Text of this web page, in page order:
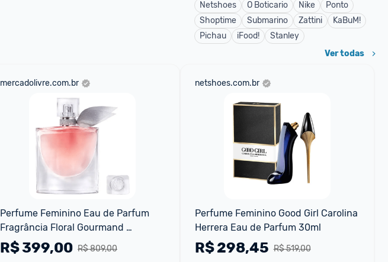
Netshoes
O Boticario Nike
Ponto
Shoptime
Submarino Zattini
KaBuM!
Pichau
iFood! Stanley
Ver todas
mercadolivre.com.br
Perfume Feminino Eau de Parfum
Fragrância Floral Gourmand
Inebriante com Notas de Íris Nobre,
Baunilha e Pralinê La Vie Est Belle
R$ 809,00
R$399,00
netshoes.com.br
Perfume Feminino Good Girl Carolina
Herrera Eau de Parfum 30ml
R$ 519,00
R$298,45